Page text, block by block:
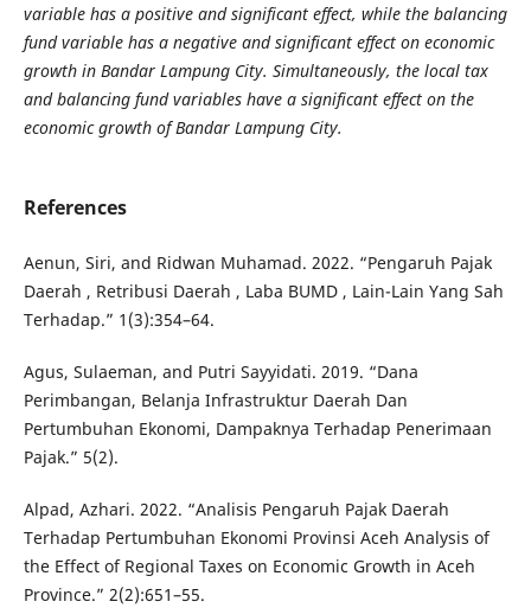
variable has a positive and significant effect, while the balancing
fund variable has a negative and significant effect on economic
growth in Bandar Lampung City. Simultaneously, the local tax
and balancing fund variables have a significant effect on the
economic growth of Bandar Lampung City.
References
Aenun, Siri, and Ridwan Muhamad. 2022. “Pengaruh Pajak
Daerah , Retribusi Daerah , Laba BUMD , Lain-Lain Yang Sah
Terhadap.” 1(3):354–64.
Agus, Sulaeman, and Putri Sayyidati. 2019. “Dana
Perimbangan, Belanja Infrastruktur Daerah Dan
Pertumbuhan Ekonomi, Dampaknya Terhadap Penerimaan
Pajak.” 5(2).
Alpad, Azhari. 2022. “Analisis Pengaruh Pajak Daerah
Terhadap Pertumbuhan Ekonomi Provinsi Aceh Analysis of
the Effect of Regional Taxes on Economic Growth in Aceh
Province.” 2(2):651–55.